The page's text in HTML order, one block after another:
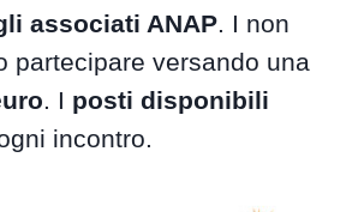
associati ANAP. I non
partecipare versando una
. I posti disponibili
incontro.